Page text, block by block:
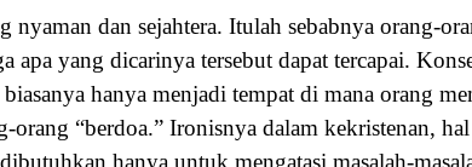
dan sejahtera. Itulah sebabnya orang-
apa yang dicarinya tersebut dapat tercapai.
hanya menjadi tempat di mana orang
orang “berdoa.” Ironisnya dalam kekristenan,
hanya untuk mengatasi masalah-